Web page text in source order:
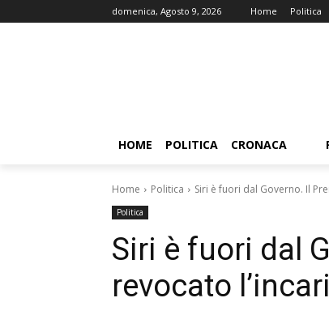
domenica, Agosto 9, 2026 Home Politica
HOME POLITICA CRONACA
Home Politica Siri è fuori dal Governo. Il
Politica
Siri è fuori dal
revocato